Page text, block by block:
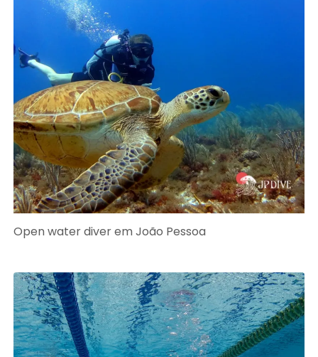
Open water diver em João Pessoa